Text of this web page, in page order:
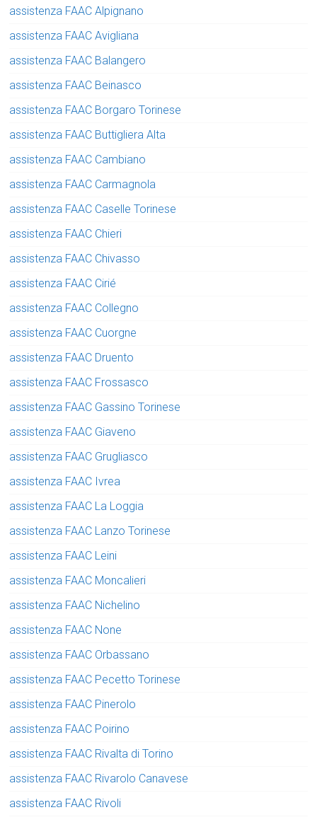
assistenza FAAC Alpignano
assistenza FAAC Avigliana
assistenza FAAC Balangero
assistenza FAAC Beinasco
assistenza FAAC Borgaro Torinese
assistenza FAAC Buttigliera Alta
assistenza FAAC Cambiano
assistenza FAAC Carmagnola
assistenza FAAC Caselle Torinese
assistenza FAAC Chieri
assistenza FAAC Chivasso
assistenza FAAC Cirié
assistenza FAAC Collegno
assistenza FAAC Cuorgne
assistenza FAAC Druento
assistenza FAAC Frossasco
assistenza FAAC Gassino Torinese
assistenza FAAC Giaveno
assistenza FAAC Grugliasco
assistenza FAAC Ivrea
assistenza FAAC La Loggia
assistenza FAAC Lanzo Torinese
assistenza FAAC Leini
assistenza FAAC Moncalieri
assistenza FAAC Nichelino
assistenza FAAC None
assistenza FAAC Orbassano
assistenza FAAC Pecetto Torinese
assistenza FAAC Pinerolo
assistenza FAAC Poirino
assistenza FAAC Rivalta di Torino
assistenza FAAC Rivarolo Canavese
assistenza FAAC Rivoli